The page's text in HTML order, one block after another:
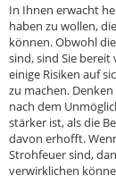
In Ihnen erwacht
haben zu wollen,
können. Obwohl
sind, sind Sie bereit
einige Risiken auf
zu machen.
nach dem
stärker ist, als die
davon erhofft.
Strohfeuer sind,
verwirklichen